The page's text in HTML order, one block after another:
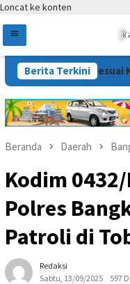
Loncat ke konten
Berita Terkini
Disusun Sesuai
Beranda Daerah
Kodim
Polres
Patroli di
Redaksi
Sabtu, 13/09/2025
597